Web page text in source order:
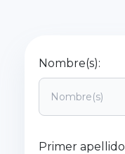
Nombre(s):
Primer